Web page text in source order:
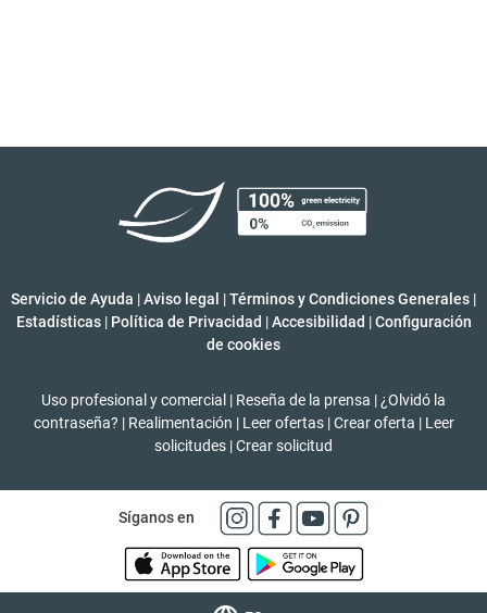
Servicio de Ayuda |Aviso legal |Términos y Condiciones Generales |
Estadísticas | Política de Privacidad | Accesibilidad | Configuración
de cookies
Uso profesional y comercial | Reseña de la prensa | ¿Olvidó la
contraseña? | Realimentación | Leer ofertas | Crear oferta | Leer
solicitudes |Crear solicitud
Síganos en